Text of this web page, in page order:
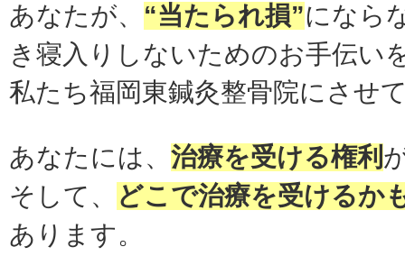
あなたが、 “当たられ損”になら
き寝入りしないためのお手伝い
私たち福岡東鍼灸整骨院にさせ
あなたには、 治療を受ける権利
そして、
どこで治療を受けるか
あります。